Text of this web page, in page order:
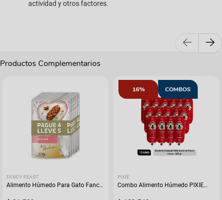
actividad y otros factores.
Productos Complementarios
FANCY FEAST
Alimento Húmedo Para Gato Fancy
COMBOS
16%
PIXIE
Combo Alimento Húmedo PIXIE